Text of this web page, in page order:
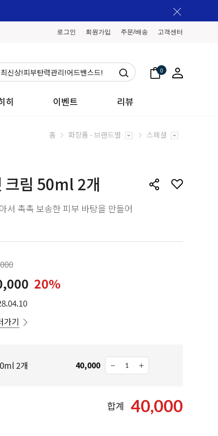
로그인 회원가입 주문/배송 고객센터
0
히 이벤트 리뷰
홈 화장품 - 브랜드별 스페셜
크림 50ml 2개
서 촉촉 보송한 피부 바탕을 만들어
20%
가기
2개 40,000
합계 40,000